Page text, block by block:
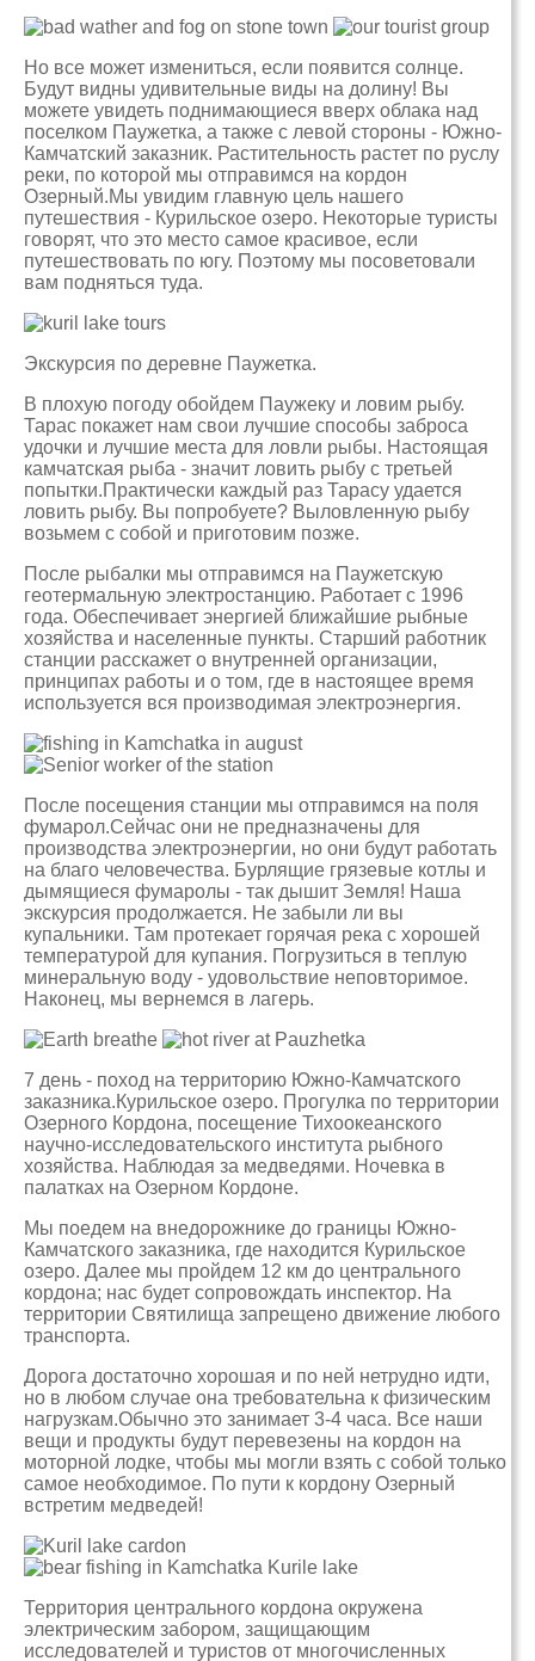
Но все может измениться, если появится солнце.
Будут видны удивительные виды на долину! Вы
можете увидеть поднимающиеся вверх облака над
поселком Паужетка, а также с левой стороны - Южно-
Камчатский заказник. Растительность растет по руслу
реки, по которой мы отправимся на кордон
Озерный.Мы увидим главную цель нашего
путешествия - Курильское озеро. Некоторые туристы
говорят, что это место самое красивое, если
путешествовать по югу. Поэтому мы посоветовали
вам подняться туда.
Экскурсия по деревне Паужетка.
В плохую погоду обойдем Паужеку и ловим рыбу.
Тарас покажет нам свои лучшие способы заброса
удочки и лучшие места для ловли рыбы. Настоящая
камчатская рыба - значит ловить рыбу с третьей
попытки.Практически каждый раз Тарасу удается
ловить рыбу. Вы попробуете? Выловленную рыбу
возьмем с собой и приготовим позже.
После рыбалки мы отправимся на Паужетскую
геотермальную электростанцию. Работает с 1996
года. Обеспечивает энергией ближайшие рыбные
хозяйства и населенные пункты. Старший работник
станции расскажет о внутренней организации,
принципах работы и о том, где в настоящее время
используется вся производимая электроэнергия.
После посещения станции мы отправимся на поля
фумарол.Сейчас они не предназначены для
производства электроэнергии, но они будут работать
на благо человечества. Бурлящие грязевые котлы и
дымящиеся фумаролы - так дышит Земля! Наша
экскурсия продолжается. Не забыли ли вы
купальники. Там протекает горячая река с хорошей
температурой для купания. Погрузиться в теплую
минеральную воду - удовольствие неповторимое.
Наконец, мы вернемся в лагерь.
7 день - поход на территорию Южно-Камчатского
заказника.Курильское озеро. Прогулка по территории
Озерного Кордона, посещение Тихоокеанского
научно-исследовательского института рыбного
хозяйства. Наблюдая за медведями. Ночевка в
палатках на Озерном Кордоне.
Мы поедем на внедорожнике до границы Южно-
Камчатского заказника, где находится Курильское
озеро. Далее мы пройдем 12 км до центрального
кордона; нас будет сопровождать инспектор. На
территории Святилища запрещено движение любого
транспорта.
Дорога достаточно хорошая и по ней нетрудно идти,
но в любом случае она требовательна к физическим
нагрузкам.Обычно это занимает 3-4 часа. Все наши
вещи и продукты будут перевезены на кордон на
моторной лодке, чтобы мы могли взять с собой только
самое необходимое. По пути к кордону Озерный
встретим медведей!
Территория центрального кордона окружена
электрическим забором, защищающим
исследователей и туристов от многочисленных